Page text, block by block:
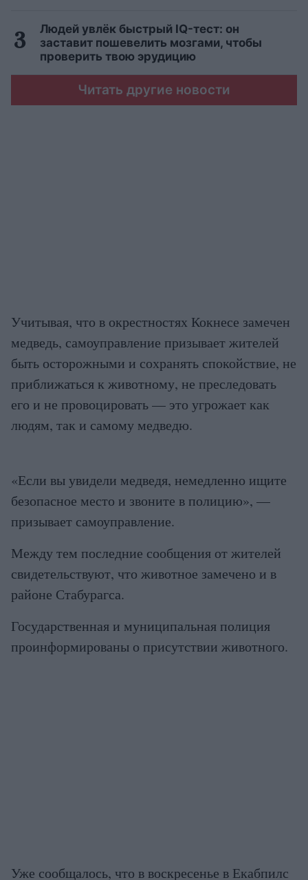
Людей увлёк быстрый IQ-тест: он
заставит пошевелить мозгами, чтобы
проверить твою эрудицию
Читать другие новости
Учитывая, что в окрестностях Кокнесе замечен
медведь, самоуправление призывает жителей
быть осторожными и сохранять спокойствие, не
приближаться к животному, не преследовать
его и не провоцировать — это угрожает как
людям, так и самому медведю.
«Если вы увидели медведя, немедленно ищите
безопасное место и звоните в полицию», —
призывает самоуправление.
Между тем последние сообщения от жителей
свидетельствуют, что животное замечено и в
районе Стабурагса.
Государственная и муниципальная полиция
проинформированы о присутствии животного.
Уже сообщалось, что в воскресенье в Екабпилс